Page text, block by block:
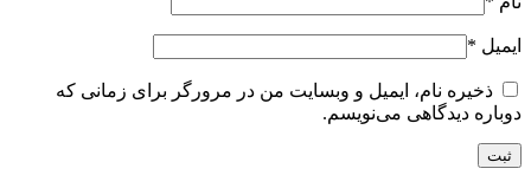
ایمیل *
ذخیره نام، ایمیل و وبسایت من در مرورگر برای زمانی که
دوباره دیدگاهی می‌نویسم.